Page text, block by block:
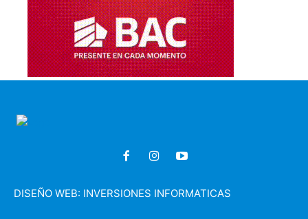
DISEÑO WEB: INVERSIONES INFORMATICAS